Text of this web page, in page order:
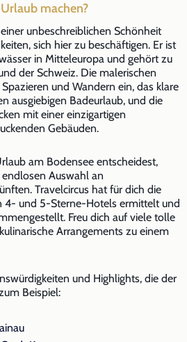
machen?
unbeschreiblichen Schönheit
sich hier zu beschäftigen. Er ist
in Mitteleuropa und gehört zu
der Schweiz. Die malerischen
und Wandern ein, das klare
ausgiebigen Badeurlaub, und die
mit einer einzigartigen
Gebäuden.
am Bodensee entscheidest,
Auswahl an
Travelcircus hat für dich die
4- und 5-Sterne-Hotels ermittelt und
Freu dich auf viele tolle
Arrangements zu einem
und Highlights, die der
Beispiel: